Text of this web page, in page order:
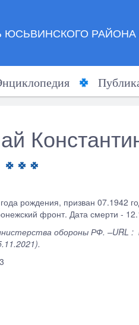
РАЙОНА
рождения, призван 07.1942
фронт. Дата смерти -
обороны РФ. –URL :